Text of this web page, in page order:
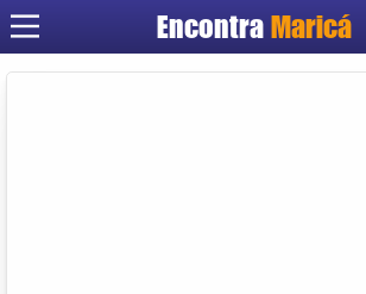
EncontraMaricá
Cadastrar